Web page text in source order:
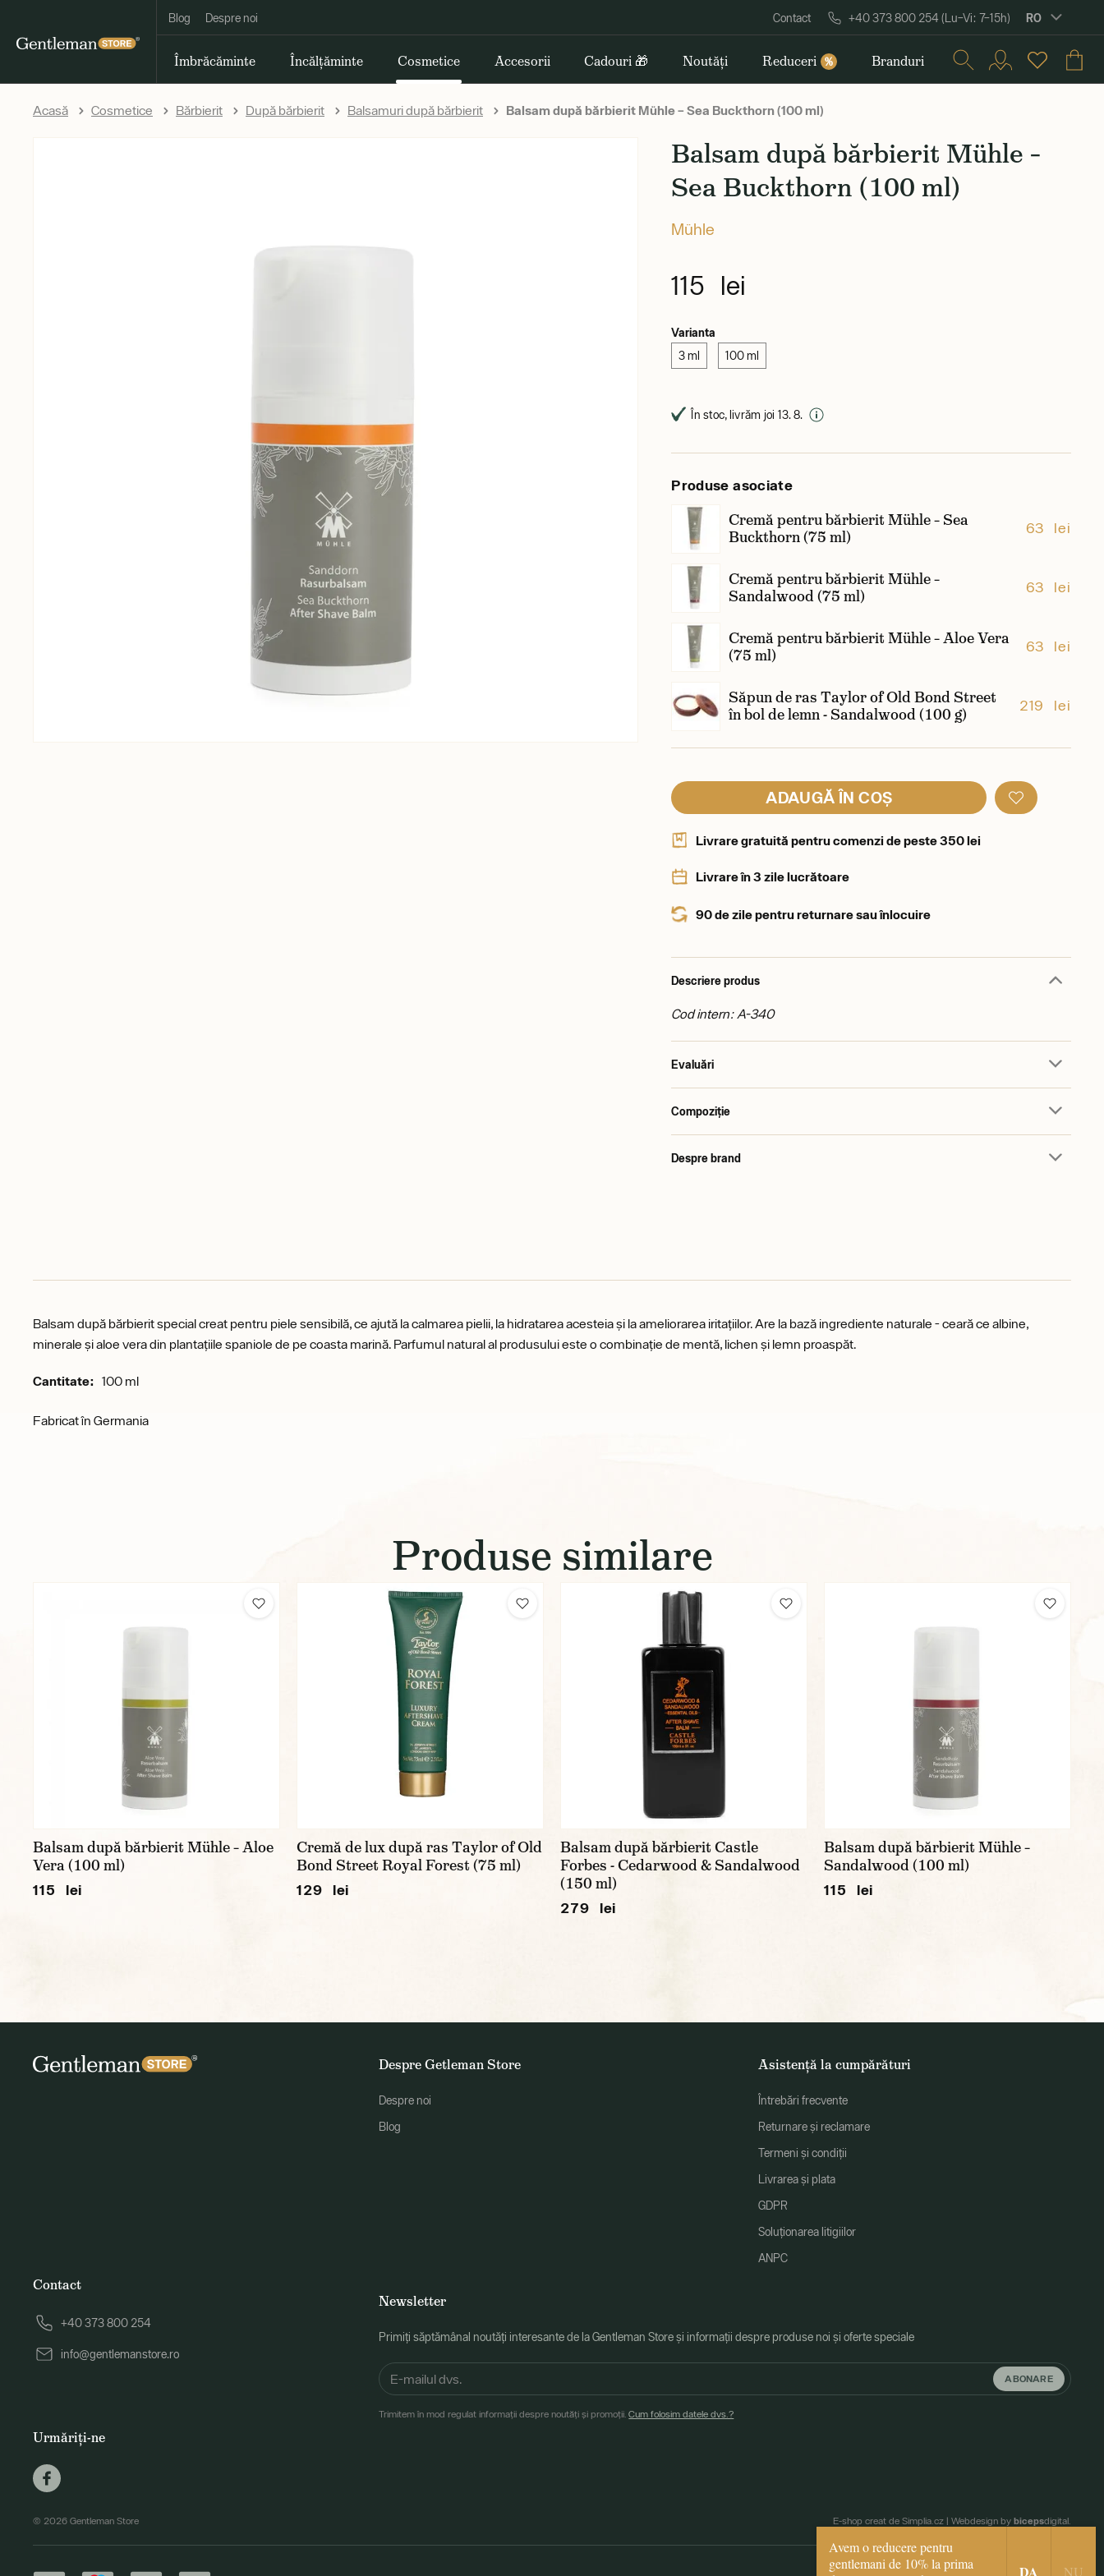
Blog Despre noi Contact +40 373 800 254 (Lu–Vi: 7–15h) RO
Îmbrăcăminte Încălțăminte Cosmetice Accesorii Cadouri 🎁 Noutăți Reduceri % Branduri
Acasă Cosmetice Bărbierit După bărbierit Balsamuri după bărbierit Balsam după bărbierit Mühle – Sea Buckthorn (100 ml)
Balsam după bărbierit Mühle –
Sea Buckthorn (100 ml)
Mühle
115 lei
Varianta
3 ml 100 ml
În stoc, livrăm joi 13. 8.
Produse asociate
Cremă pentru bărbierit Mühle – Sea
Buckthorn (75 ml)
63 lei
Cremă pentru bărbierit Mühle –
Sandalwood (75 ml)
63 lei
Cremă pentru bărbierit Mühle – Aloe Vera
(75 ml)
63 lei
Săpun de ras Taylor of Old Bond Street
în bol de lemn - Sandalwood (100 g)
219 lei
ADAUGĂ ÎN COȘ
Livrare gratuită pentru comenzi de peste 350 lei
Livrare în 3 zile lucrătoare
90 de zile pentru returnare sau înlocuire
Descriere produs
Cod intern: A-340
Evaluări
Compoziție
Despre brand
Balsam după bărbierit special creat pentru piele sensibilă, ce ajută la calmarea pielii, la hidratarea acesteia și la ameliorarea iritațiilor. Are la bază ingrediente naturale - ceară ce albine,
minerale și aloe vera din plantațiile spaniole de pe coasta marină. Parfumul natural al produsului este o combinație de mentă, lichen și lemn proaspăt.
Cantitate: 100 ml
Fabricat în Germania
Produse similare
Balsam după bărbierit Mühle – Aloe
Vera (100 ml)
115 lei
Cremă de lux după ras Taylor of Old
Bond Street Royal Forest (75 ml)
129 lei
Balsam după bărbierit Castle
Forbes - Cedarwood & Sandalwood
(150 ml)
279 lei
Balsam după bărbierit Mühle –
Sandalwood (100 ml)
115 lei
Despre Getleman Store
Despre noi
Blog
Asistență la cumpărături
Întrebări frecvente
Returnare și reclamare
Termeni și condiții
Livrarea și plata
GDPR
Soluționarea litigiilor
ANPC
Newsletter
Primiți săptămânal noutăți interesante de la Gentleman Store și informații despre produse noi și oferte speciale
ABONARE
Trimitem în mod regulat informații despre noutăți și promoții.Cum folosim datele dvs.?
Contact
+40 373 800 254
info@gentlemanstore.ro
Urmăriți-ne
© 2026 Gentleman Store E-shop creat de Simplia.cz | Webdesign by bicepsdigital.
Avem o reducere pentru
gentlemani de 10% la prima
DA NU